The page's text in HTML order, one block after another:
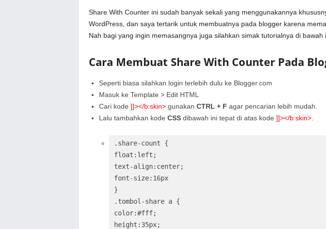
Share With Counter ini sudah banyak sekali yang menggunakannya
WordPress, dan saya tertarik untuk membuatnya pada blogger karena
Nah bagi yang ingin memasangnya juga silahkan simak tutorialnya di bawah
Cara Membuat Share With Counter Pada
Seperti biasa silahkan login terlebih dulu ke Blogger.com
Masuk ke Template > Edit HTML
Cari kode ]]></b:skin>gunakan CTRL + F agar pencarian lebih mudah.
Lalu tambahkan kode CSSdibawah ini tepat di atas kode ]]></b:skin>.
.share-count {
float:left;
text-align:center;
font-size:16px
}
.tombol-share a {
color:#fff;
height:35px;